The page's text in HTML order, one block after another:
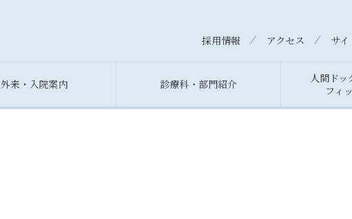
採用情報 アクセス サ
外来・入院案内 診療科・部門紹介
人間ドッ
フィ